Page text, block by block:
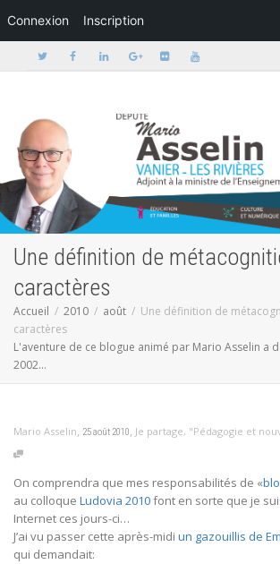
Connexion Inscription
Une définition de
caractères
Accueil 2010 août
Une définition de
caractères
L'aventure de ce blogue animé par Mario Asselin a
2002...
Mario Asselin, 25 août 2010, Je partage, "Pédagogie et
On comprendra que mes responsabilités de «
au colloque Ludovia 2010font en sorte que je
Internet ces jours-ci…
J’ai vu passer cette après-midi un gazouillis de
qui demandait: